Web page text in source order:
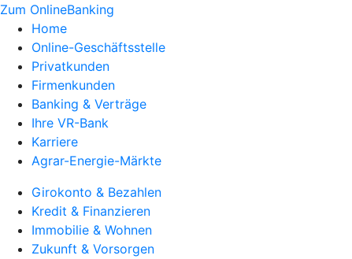
Zum OnlineBanking
Home
Online-Geschäftsstelle
Privatkunden
Firmenkunden
Banking & Verträge
Ihre VR-Bank
Karriere
Agrar-Energie-Märkte
Girokonto & Bezahlen
Kredit & Finanzieren
Immobilie & Wohnen
Zukunft & Vorsorgen